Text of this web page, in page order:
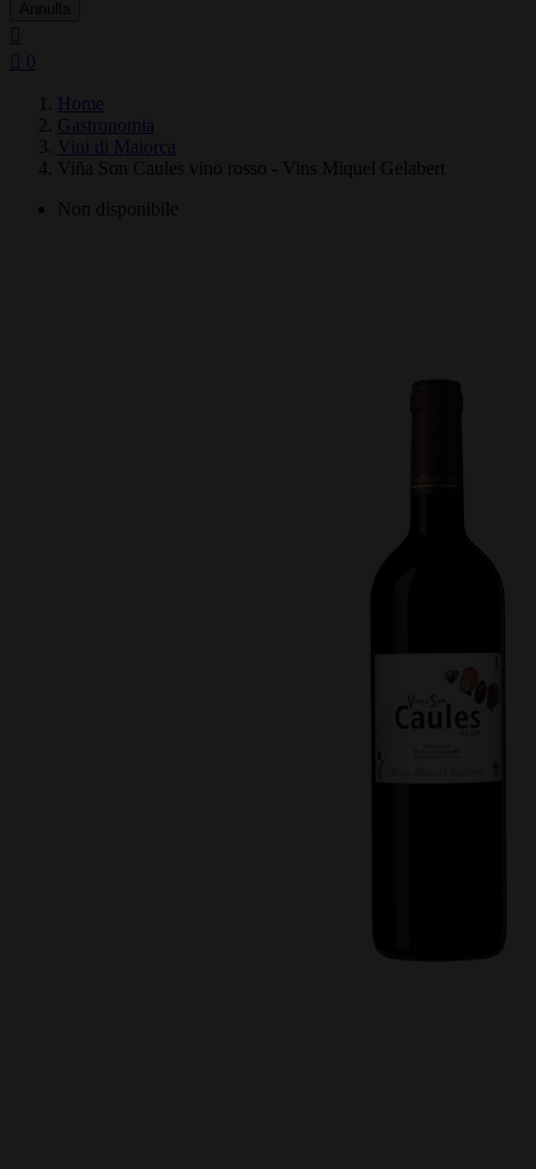
0
Home
Gastronomia
Vini di Maiorca
Viña Son Caules vino rosso - Vins Miquel Gelabert
Non disponibile